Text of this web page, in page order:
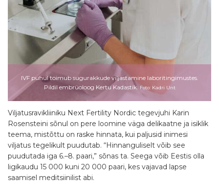
IVF puhul toimub sugurakkude viljastamine laboritingimustes.
Pildil embrüoloog Kertu Kadastik. Foto: Kadri Unt
Viljatusravikliiniku Next Fertility Nordic tegevjuhi Karin
Rosensteini sõnul on pere loomine väga delikaatne ja isiklik
teema, mistõttu on raske hinnata, kui paljusid inimesi
viljatus tegelikult puudutab. “Hinnanguliselt võib see
puudutada iga 6.–8. paari,” sõnas ta. Seega võib Eestis olla
ligikaudu 15 000 kuni 20 000 paari, kes vajavad lapse
saamisel meditsiinilist abi.